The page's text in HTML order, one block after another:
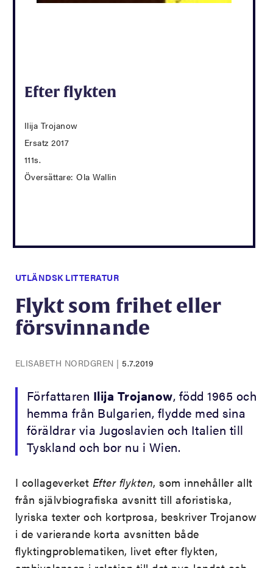
Efter flykten
Ilija Trojanow
Ersatz 2017
111s.
Översättare: Ola Wallin
UTLÄNDSK LITTERATUR
Flykt som frihet eller
försvinnande
ELISABETH NORDGREN | 5.7.2019
Författaren Ilija Trojanow, född 1965 och
hemma från Bulgarien, flydde med sina
föräldrar via Jugoslavien och Italien till
Tyskland och bor nu i Wien.
I collageverket Efter flykten, som innehåller allt
från självbiografiska avsnitt till aforistiska,
lyriska texter och kortprosa, beskriver Trojanow
i de varierande korta avsnitten både
flyktingproblematiken, livet efter flykten,